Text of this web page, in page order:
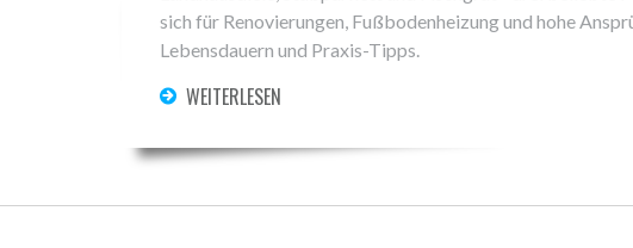
sich für Renovierungen, Fußbodenheizung und hohe
Lebensdauern und Praxis-Tipps.
WEITERLESEN